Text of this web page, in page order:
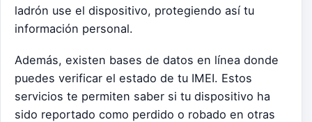
ladrón use el dispositivo, protegiendo así tu
información personal.
Además, existen bases de datos en línea donde
puedes verificar el estado de tu IMEI. Estos
servicios te permiten saber si tu dispositivo ha
sido reportado como perdido o robado en otras